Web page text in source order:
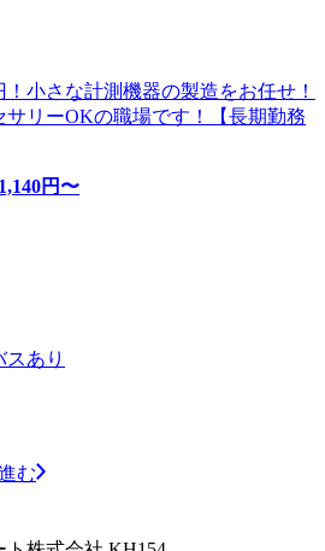
！小さな計測機器の製造をお任せ！
リーOKの職場です！【長期勤務
円〜
あり
む